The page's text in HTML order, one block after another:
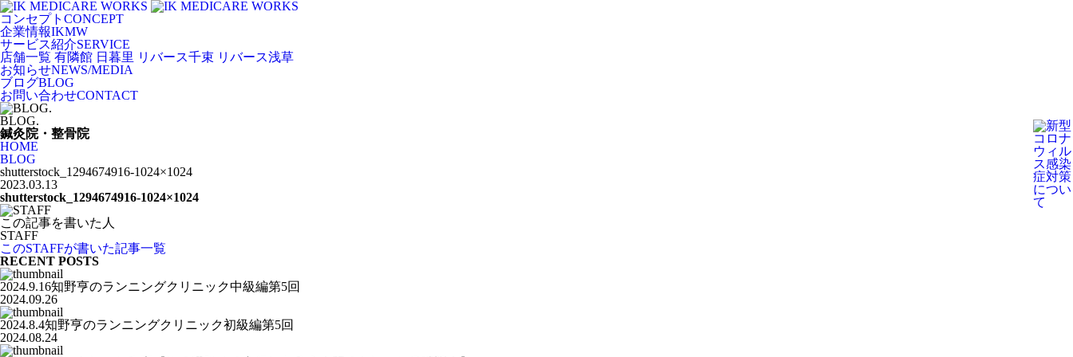
コンセプト CONCEPT
企業情報IKMW
サービス紹介SERVICE
店舗一覧 有隣館 日暮里 リバース千束 リバース浅草
お知らせNEWS/MEDIA
ブログBLOG
お問い合わせCONTACT
BLOG.
鍼灸院・整骨院
HOME
BLOG
shutterstock_1294674916-1024×1024
2023.03.13
shutterstock_1294674916-1024×1024
この記事を書いた人
STAFF
このSTAFFが書いた記事一覧
RECENT POSTS
2024.9.16知野亨のランニングクリニック中級編第5回
2024.09.26
2024.8.4知野亨のランニングクリニック初級編第5回
2024.08.24